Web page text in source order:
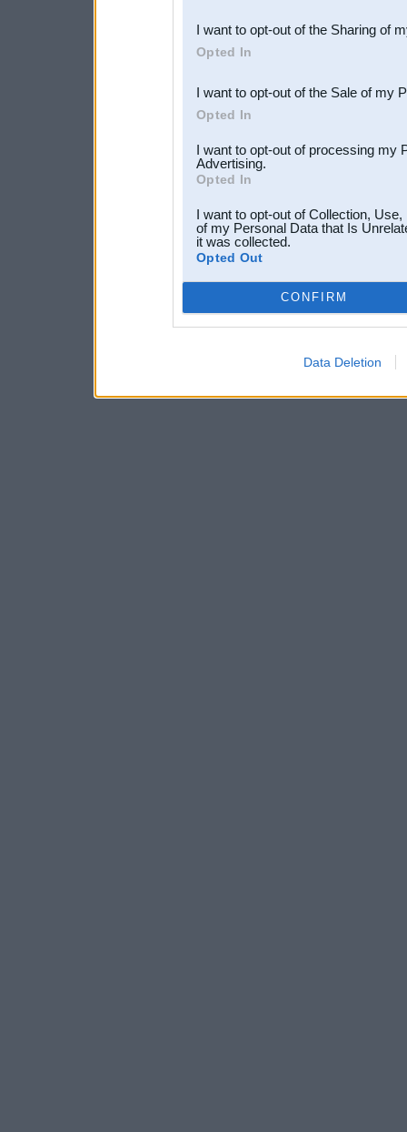
Downstream Participants
third parties.
I want to opt-out of the Sharing of
Opted In
I want to opt-out of the Sale of my
Opted In
I want to opt-out of processing my
Advertising.
Opted In
I want to opt-out of Collection,
of my Personal Data that Is
it was collected.
Opted Out
CONFIRM
Data Deletion